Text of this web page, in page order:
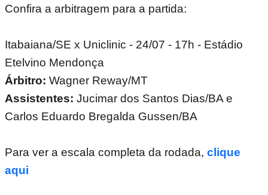
Confira a arbitragem para a partida:
Itabaiana/SE x Uniclinic - 24/07 - 17h - Estádio
Etelvino Mendonça
Árbitro: Wagner Reway/MT
Assistentes: Jucimar dos Santos Dias/BA e
Carlos Eduardo Bregalda Gussen/BA
Para ver a escala completa da rodada, clique
aqui